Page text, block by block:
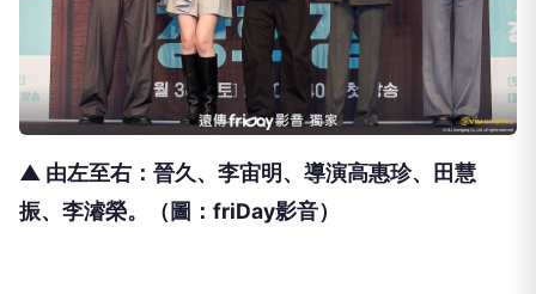
▲ 由左至右：晉久、李宙明、導演高惠珍、田慧
振、李濬榮。（圖：friDay影音）